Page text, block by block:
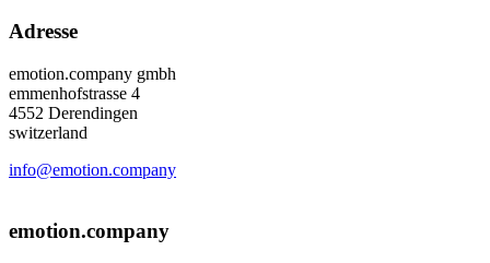
Adresse
emotion.company gmbh
emmenhofstrasse 4
4552 Derendingen
switzerland
info@emotion.company
emotion.company